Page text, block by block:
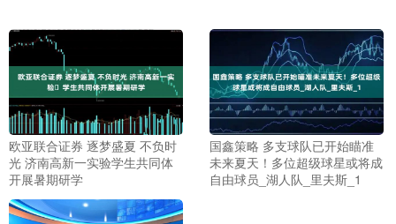
欧亚联合证券 逐梦盛夏 不负时
光 济南高新一实验​学生共同体
开展暑期研学
国鑫策略 多支球队已开始瞄准
未来夏天！多位超级球星或将成
自由球员_湖人队_里夫斯_1